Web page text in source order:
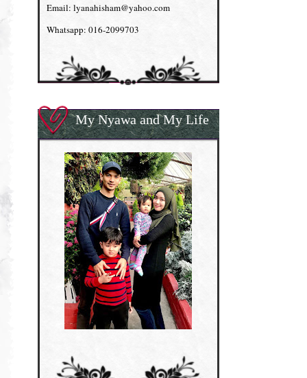
Email: lyanahisham@yahoo.com
Whatsapp: 016-2099703
My Nyawa and My Life